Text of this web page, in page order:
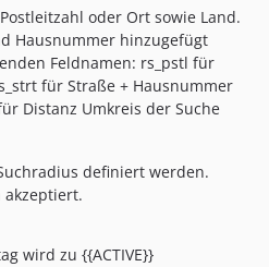
oder Ort sowie Land.
Hausnummer hinzugefügt
Feldnamen: rs_pstl für
für Straße + Hausnummer
Distanz Umkreis der Suche
definiert werden.
wird zu {{ACTIVE}}